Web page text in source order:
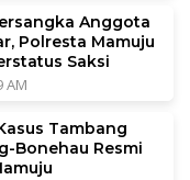
Anggota
Polresta Mamuju
Saksi
AM
Tambang
Bonehau Resmi